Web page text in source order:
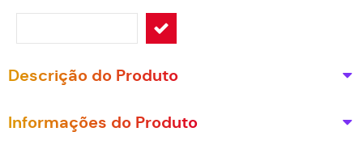
Descrição do Produto
Informações do Produto